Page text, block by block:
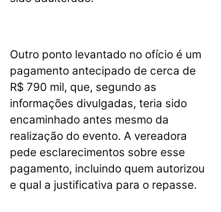
Outro ponto levantado no ofício é um
pagamento antecipado de cerca de
R$ 790 mil, que, segundo as
informações divulgadas, teria sido
encaminhado antes mesmo da
realização do evento. A vereadora
pede esclarecimentos sobre esse
pagamento, incluindo quem autorizou
e qual a justificativa para o repasse.